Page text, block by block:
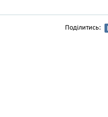
Поділитись: